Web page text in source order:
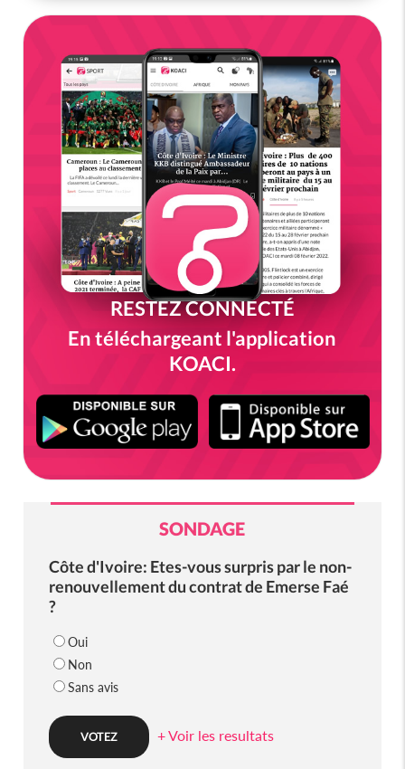
RESTEZ CONNECTÉ
En téléchargeant l'application
KOACI.
SONDAGE
Côte d'Ivoire: Etes-vous surpris par le non-
renouvellement du contrat de Emerse Faé
?
Oui
Non
Sans avis
+ Voir les resultats